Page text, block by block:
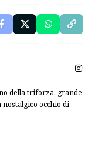
della triforza, grande
nostalgico occhio di